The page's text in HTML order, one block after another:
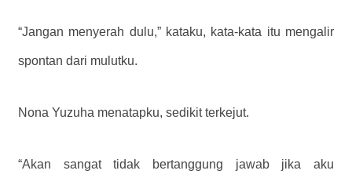
“Jangan menyerah dulu,” kataku, kata-kata itu mengalir
spontan dari mulutku.
Nona Yuzuha menatapku, sedikit terkejut.
“Akan sangat tidak bertanggung jawab jika aku